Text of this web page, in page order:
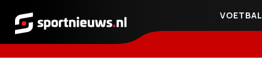
Sportnieuws.nl
VOETBAL